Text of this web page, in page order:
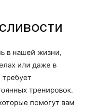
в нашей жизни,
или даже в
тренировок.
помогут вам